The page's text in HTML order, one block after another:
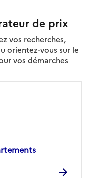
de prix
vos recherches,
orientez-vous sur le
vos démarches